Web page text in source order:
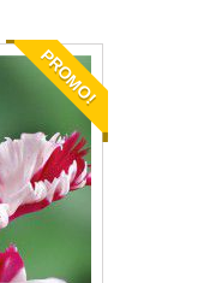
PROMO!